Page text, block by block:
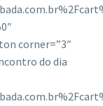
corner=”3″
do dia